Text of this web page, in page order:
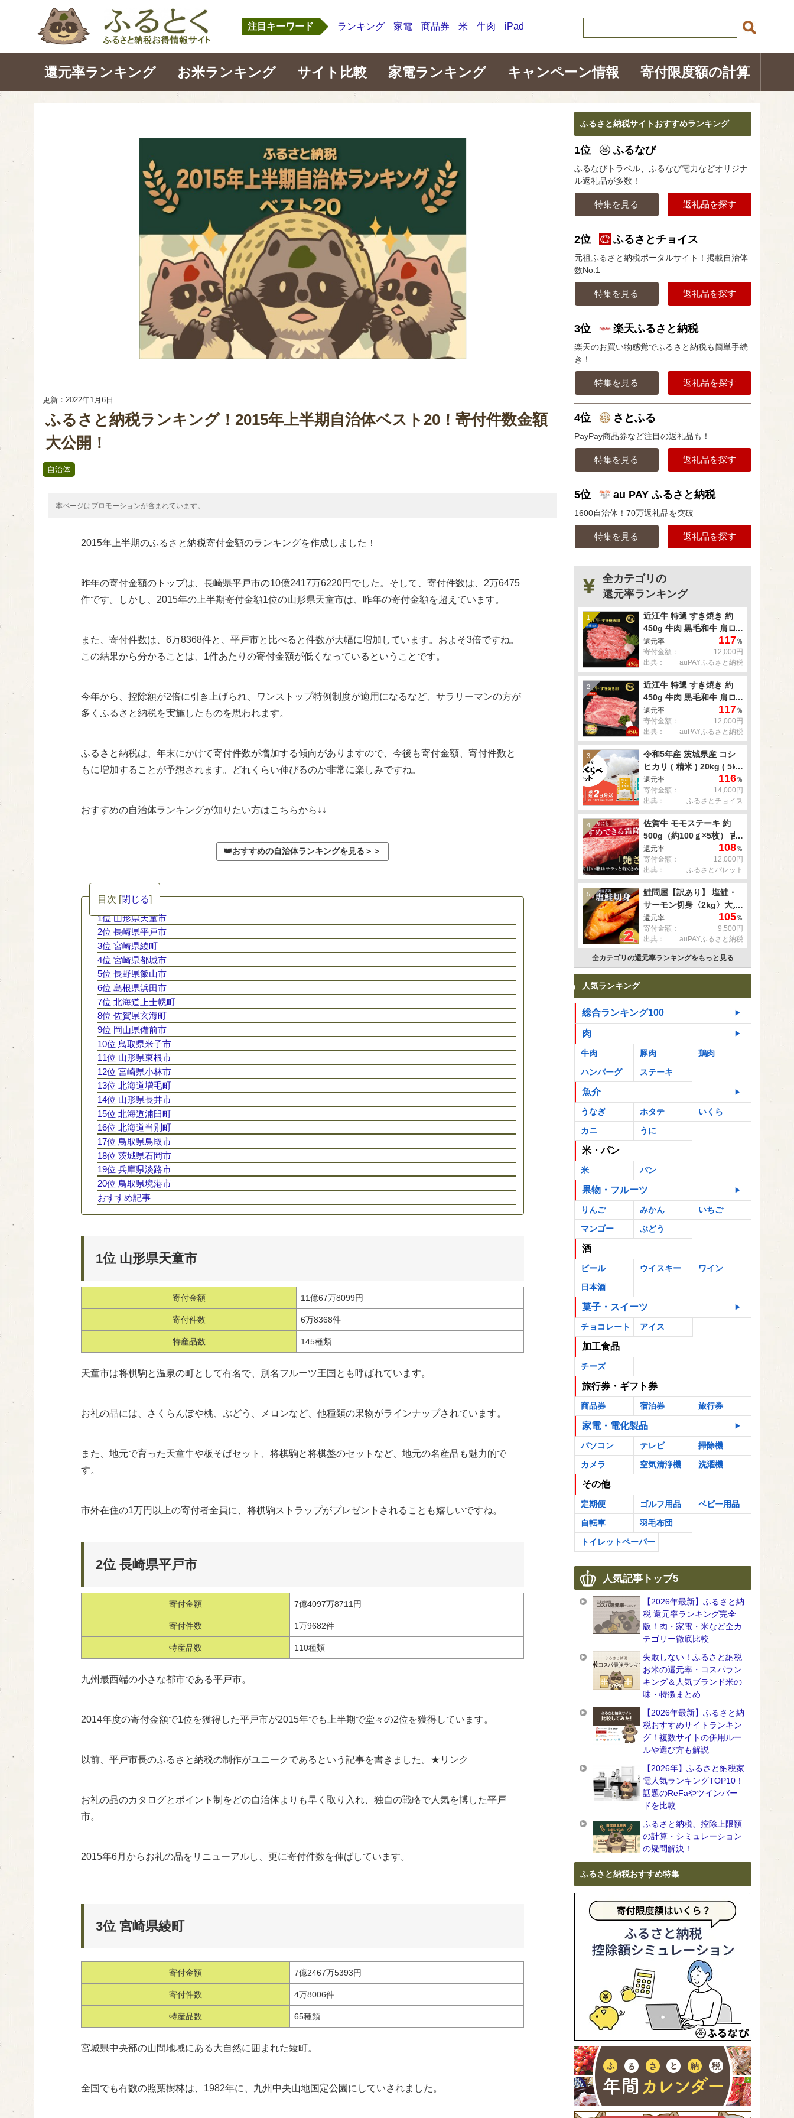
注目キーワード ランキング 家電 商品券 米 牛肉 iPad
還元率ランキング お米ランキング サイト比較 家電ランキング キャンペーン情報 寄付限度額の計算
更新：2022年1月6日
ふるさと納税ランキング！2015年上半期自治体ベスト20！寄付件数金額
大公開！
自治体
本ページはプロモーションが含まれています。
2015年上半期のふるさと納税寄付金額のランキングを作成しました！
昨年の寄付金額のトップは、長崎県平戸市の10億2417万6220円でした。そして、寄付件数は、2万6475
件です。しかし、2015年の上半期寄付金額1位の山形県天童市は、昨年の寄付金額を超えています。
また、寄付件数は、6万8368件と、平戸市と比べると件数が大幅に増加しています。およそ3倍ですね。
この結果から分かることは、1件あたりの寄付金額が低くなっているということです。
今年から、控除額が2倍に引き上げられ、ワンストップ特例制度が適用になるなど、サラリーマンの方が
多くふるさと納税を実施したものを思われます。
ふるさと納税は、年末にかけて寄付件数が増加する傾向がありますので、今後も寄付金額、寄付件数と
もに増加することが予想されます。どれくらい伸びるのか非常に楽しみですね。
おすすめの自治体ランキングが知りたい方はこちらから↓↓
👑おすすめの自治体ランキングを見る＞＞
目次 [閉じる]
1位 山形県天童市
2位 長崎県平戸市
3位 宮崎県綾町
4位 宮崎県都城市
5位 長野県飯山市
6位 島根県浜田市
7位 北海道上士幌町
8位 佐賀県玄海町
9位 岡山県備前市
10位 鳥取県米子市
11位 山形県東根市
12位 宮崎県小林市
13位 北海道増毛町
14位 山形県長井市
15位 北海道浦臼町
16位 北海道当別町
17位 鳥取県鳥取市
18位 茨城県石岡市
19位 兵庫県淡路市
20位 鳥取県境港市
おすすめ記事
1位 山形県天童市
寄付金額 11億67万8099円
寄付件数 6万8368件
特産品数 145種類
天童市は将棋駒と温泉の町として有名で、別名フルーツ王国とも呼ばれています。
お礼の品には、さくらんぼや桃、ぶどう、メロンなど、他種類の果物がラインナップされています。
また、地元で育った天童牛や板そばセット、将棋駒と将棋盤のセットなど、地元の名産品も魅力的で
す。
市外在住の1万円以上の寄付者全員に、将棋駒ストラップがプレゼントされることも嬉しいですね。
2位 長崎県平戸市
寄付金額 7億4097万8711円
寄付件数 1万9682件
特産品数 110種類
九州最西端の小さな都市である平戸市。
2014年度の寄付金額で1位を獲得した平戸市が2015年でも上半期で堂々の2位を獲得しています。
以前、平戸市長のふるさと納税の制作がユニークであるという記事を書きました。★リンク
お礼の品のカタログとポイント制をどの自治体よりも早く取り入れ、独自の戦略で人気を博した平戸
市。
2015年6月からお礼の品をリニューアルし、更に寄付件数を伸ばしています。
3位 宮崎県綾町
寄付金額 7億2467万5393円
寄付件数 4万8006件
特産品数 65種類
宮城県中央部の山間地域にある大自然に囲まれた綾町。
全国でも有数の照葉樹林は、1982年に、九州中央山地国定公園にしていされました。
ふるさと納税サイトおすすめランキング
1位 ふるなび
ふるなびトラベル、ふるなび電力などオリジナ
ル返礼品が多数！
特集を見る 返礼品を探す
2位 ふるさとチョイス
元祖ふるさと納税ポータルサイト！掲載自治体
数No.1
特集を見る 返礼品を探す
3位 楽天ふるさと納税
楽天のお買い物感覚でふるさと納税も簡単手続
き！
特集を見る 返礼品を探す
4位 さとふる
PayPay商品券など注目の返礼品も！
特集を見る 返礼品を探す
5位 au PAY ふるさと納税
1600自治体！70万返礼品を突破
特集を見る 返礼品を探す
全カテゴリの
還元率ランキング
1
近江牛 特選 すき焼き 約
450g 牛肉 黒毛和牛 肩ロ
ース モモ すきやき すき焼
き肉 すき焼き用 肉 お肉
牛 和牛 納期 最長3カ月 冷
蔵
還元率 117％
寄付金額：
12,000円
出典：
auPAYふるさと納税
2
近江牛 特選 すき焼き 約
450g 牛肉 黒毛和牛 肩ロ
ース モモ すきやき すき焼
き肉 すき焼き用 肉 お肉
牛 和牛 納期 最長3カ月 冷
蔵
還元率 117％
寄付金額：
12,000円
出典：
auPAYふるさと納税
3
令和5年産 茨城県産 コシ
ヒカリ ( 精米 ) 20kg ( 5kg
× 4袋 )
還元率 116％
寄付金額：
14,000円
出典：
ふるさとチョイス
4
佐賀牛 モモステーキ 約
500g（約100ｇ×5枚） 吉
野ヶ里町 [FDB057]
還元率 108％
寄付金額：
12,000円
出典：
ふるさとパレット
5
鮭問屋【訳あり】 塩鮭・
サーモン切身〈2kg〉大人
気 鮭 切り身 家計応援 不
揃い 鮭問屋直送
【MS03】
還元率 105％
寄付金額：
9,500円
出典：
auPAYふるさと納税
全カテゴリの還元率ランキングをもっと見る
人気ランキング
総合ランキング100
肉
牛肉 豚肉
鶏肉
ハンバーグ
ステーキ
魚介
うなぎ ホタテ
いくら
カニ
うに
米・パン
米 パン
果物・フルーツ
りんご みかん
いちご
マンゴー
ぶどう
酒
ビール ウイスキー
ワイン
日本酒
菓子・スイーツ
チョコレート アイス
加工食品
チーズ
旅行券・ギフト券
商品券 宿泊券 旅行券
家電・電化製品
パソコン テレビ
掃除機
カメラ
空気清浄機 洗濯機
その他
定期便 ゴルフ用品
ベビー用品
自転車
羽毛布団
トイレットペーパー
人気記事トップ5
【2026年最新】ふるさと納
税 還元率ランキング完全
版！肉・家電・米など全カ
テゴリー徹底比較
失敗しない！ふるさと納税
お米の還元率・コスパラン
キング＆人気ブランド米の
味・特徴まとめ
【2026年最新】ふるさと納
税おすすめサイトランキン
グ！複数サイトの併用ルー
ルや選び方も解説
【2026年】ふるさと納税家
電人気ランキングTOP10！
話題のReFaやツインバー
ドを比較
ふるさと納税、控除上限額
の計算・シミュレーション
の疑問解決！
ふるさと納税おすすめ特集